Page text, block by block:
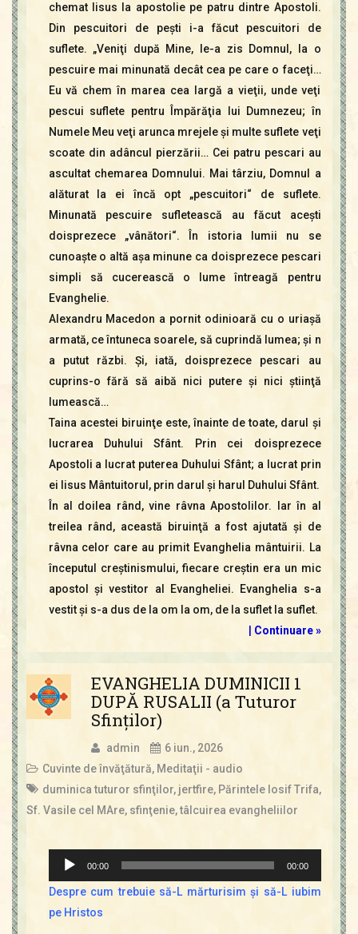
chemat Iisus la apostolie pe patru dintre Apostoli.
Din pescuitori de peşti i-a făcut pescuitori de
suflete. „Veniţi după Mine, le-a zis Domnul, la o
pescuire mai minunată decât cea pe care o faceţi…
Eu vă chem în marea cea largă a vieţii, unde veţi
pescui suflete pentru Împărăţia lui Dumnezeu; în
Numele Meu veţi arunca mrejele şi multe suflete veţi
scoate din adâncul pierzării… Cei patru pescari au
ascultat chemarea Domnului. Mai târziu, Domnul a
alăturat la ei încă opt „pescuitori“ de suflete.
Minunată pescuire sufletească au făcut aceşti
doisprezece „vânători“. În istoria lumii nu se
cunoaşte o altă aşa minune ca doisprezece pescari
simpli să cucerească o lume întreagă pentru
Evanghelie.
Alexandru Macedon a pornit odinioară cu o uriaşă
armată, ce întuneca soarele, să cuprindă lumea; şi n
a putut răzbi. Şi, iată, doisprezece pescari au
cuprins-o fără să aibă nici putere şi nici ştiinţă
lumească…
Taina acestei biruinţe este, înainte de toate, darul şi
lucrarea Duhului Sfânt. Prin cei doisprezece
Apostoli a lucrat puterea Duhului Sfânt; a lucrat prin
ei Iisus Mântuitorul, prin darul şi harul Duhului Sfânt.
În al doilea rând, vine râvna Apostolilor. Iar în al
treilea rând, această biruinţă a fost ajutată şi de
râvna celor care au primit Evanghelia mântuirii. La
începutul creştinismului, fiecare creştin era un mic
apostol şi vestitor al Evangheliei. Evanghelia s-a
vestit şi s-a dus de la om la om, de la suflet la suflet.
Continuare »
EVANGHELIA DUMINICII 1
DUPĂ RUSALII (a Tuturor
Sfinţilor)
admin
6 iun., 2026
Cuvinte de învăţătură, Meditaţii - audio
duminica tuturor sfinţilor, jertfire, Părintele Iosif Trifa,
Sf. Vasile cel MAre, sfinţenie,tâlcuirea evangheliilor
Player
audio
00:00 00:00
Despre cum trebuie să-L mărturisim şi să-L iubim
pe Hristos